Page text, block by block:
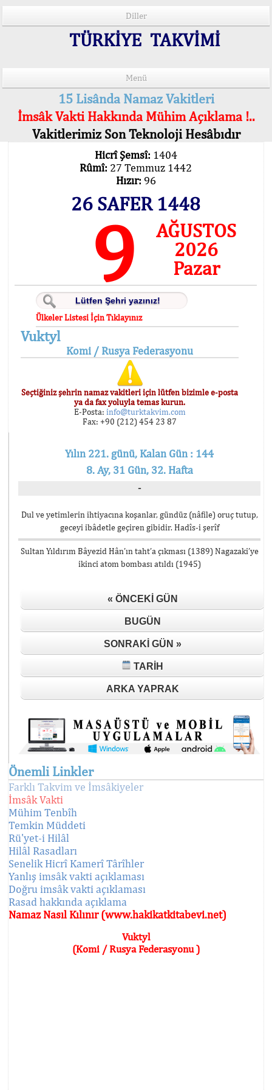
Diller
TÜRKİYE TAKVİMİ
Menü
15 Lisânda Namaz Vakitleri
İmsâk Vakti Hakkında Mühim Açıklama !..
Vakitlerimiz Son Teknoloji Hesâbıdır
Hicrî Şemsî: 1404
Rûmî: 27 Temmuz 1442
Hızır: 96
26 SAFER 1448
9
AĞUSTOS
2026
Pazar
Ülkeler Listesi İçin Tıklayınız
Vuktyl
Komi / Rusya Federasyonu
Seçtiğiniz şehrin namaz vakitleri için lütfen bizimle e-posta
ya da fax yoluyla temas kurun.
E-Posta: info@turktakvim.com
Fax: +90 (212) 454 23 87
Yılın 221. günü, Kalan Gün : 144
8. Ay, 31 Gün, 32. Hafta
-
Dul ve yetimlerin ihtiyacına koşanlar, gündüz (nâfile) oruç tutup,
geceyi ibâdetle geçiren gibidir. Hadîs-i şerîf
Sultan Yıldırım Bâyezid Hân’ın taht’a çıkması (1389) Nagazaki’ye
ikinci atom bombası atıldı (1945)
« ÖNCEKI GÜN
BUGÜN
SONRAKI GÜN »
TARIH
ARKA YAPRAK
Önemli Linkler
Farklı Takvim ve İmsâkiyeler
İmsâk Vakti
Mühim Tenbîh
Temkin Müddeti
Rü'yet-i Hilâl
Hilâl Rasadları
Senelik Hicrî Kamerî Târîhler
Yanlış imsâk vakti açıklaması
Doğru imsâk vakti açıklaması
Rasad hakkında açıklama
Namaz Nasıl Kılınır (www.hakikatkitabevi.net)
Vuktyl
(Komi / Rusya Federasyonu )